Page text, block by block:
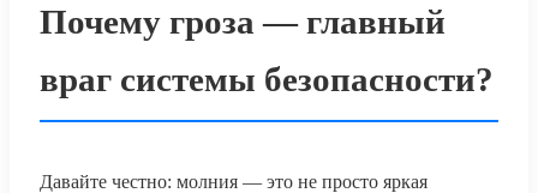
Почему гроза — главный
враг системы безопасности?
Давайте честно: молния — это не просто яркая